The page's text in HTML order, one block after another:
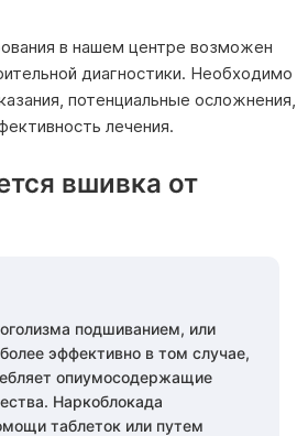
в нашем центре возможен
диагностики. Необходимо
потенциальные осложнения,
лечения.
вшивка от
подшиванием, или
эффективно в том случае,
опиумосодержащие
Наркоблокада
таблеток или путем
специалиста
первичный анамнез,
сообщит о точной стоимости
специалиста
первичный анамнез,
сообщит о точной стоимости